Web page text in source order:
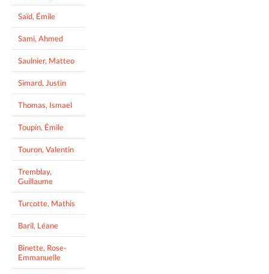
Saïd, Émile
Sami, Ahmed
Saulnier, Matteo
Simard, Justin
Thomas, Ismael
Toupin, Émile
Touron, Valentin
Tremblay,
Guillaume
Turcotte, Mathis
Baril, Léane
Binette, Rose-
Emmanuelle